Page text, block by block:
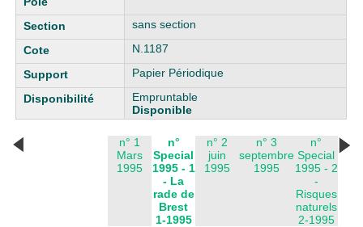
sans section
N.1187
Papier Périodique
Empruntable
Disponible
n° 1
Mars
1995
n°
Special
1995 - 1
- La
rade de
Brest
1-1995
n° 2
juin
1995
n° 3
septembre
1995
n°
Special
1995 - 2
-
Risques
naturels
2-1995